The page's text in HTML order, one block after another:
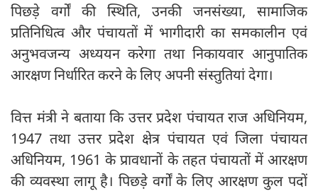
पिछड़े वर्गों की स्थिति, उनकी जनसंख्या, सामाजिक
प्रतिनिधित्व और पंचायतों में भागीदारी का समकालीन एवं
अनुभवजन्य अध्ययन करेगा तथा निकायवार आनुपातिक
आरक्षण निर्धारित करने के लिए अपनी संस्तुतियां देगा।
वित्त मंत्री ने बताया कि उत्तर प्रदेश पंचायत राज अधिनियम,
1947 तथा उत्तर प्रदेश क्षेत्र पंचायत एवं जिला पंचायत
अधिनियम, 1961 के प्रावधानों के तहत पंचायतों में आरक्षण
की व्यवस्था लागू है। पिछड़े वर्गों के लिए आरक्षण कुल पदों